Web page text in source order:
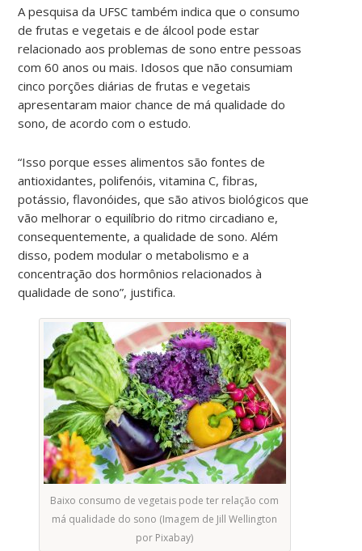
A pesquisa da UFSC também indica que o consumo
de frutas e vegetais e de álcool pode estar
relacionado aos problemas de sono entre pessoas
com 60 anos ou mais. Idosos que não consumiam
cinco porções diárias de frutas e vegetais
apresentaram maior chance de má qualidade do
sono, de acordo com o estudo.
“Isso porque esses alimentos são fontes de
antioxidantes, polifenóis, vitamina C, fibras,
potássio, flavonóides, que são ativos biológicos que
vão melhorar o equilíbrio do ritmo circadiano e,
consequentemente, a qualidade de sono. Além
disso, podem modular o metabolismo e a
concentração dos hormônios relacionados à
qualidade de sono”, justifica.
Baixo consumo de vegetais pode ter relação com
má qualidade do sono (Imagem de Jill Wellington
por Pixabay)